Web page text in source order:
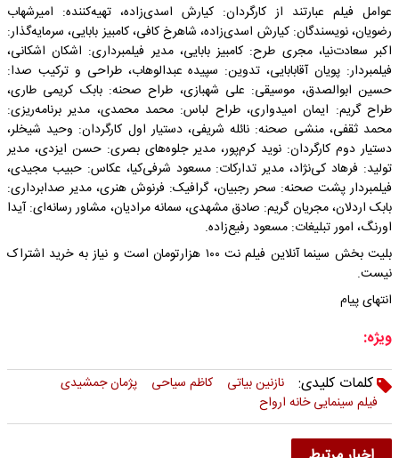
عوامل فیلم عبارتند از کارگردان: کیارش اسدی‌زاده، تهیه‌کننده: امیرشهاب
رضویان، نویسندگان: کیارش اسدی‌زاده، شاهرخ کافی، کامبیز بابایی، سرمایه‌گذار:
اکبر سعادت‌نیا، مجری طرح: کامبیز بابایی، مدیر فیلمبرداری: اشکان اشکانی،
فیلمبردار: پویان آقابابایی، تدوین: سپیده عبدالوهاب، طراحی و ترکیب صدا:
حسین ابوالصدق، موسیقی: علی شهبازی، طراح صحنه: بابک کریمی طاری،
طراح گریم: ایمان امیدواری، طراح لباس: محمد محمدی، مدیر برنامه‌ریزی:
محمد ثقفی، منشی صحنه: نائله شریفی، دستیار اول کارگردان: وحید شیخلر،
دستیار دوم کارگردان: نوید کرم‌پور، مدیر جلوه‌های بصری: حسن ایزدی، مدیر
تولید: فرهاد کی‌نژاد، مدیر تدارکات: مسعود شرفی‌کیا، عکاس: حبیب مجیدی،
فیلمبردار پشت صحنه: سحر رجبیان، گرافیک: فرنوش هنری، مدیر صدابرداری:
بابک اردلان، مجریان گریم: صادق مشهدی، سمانه مرادیان، مشاور رسانه‌ای: آیدا
اورنگ، امور تبلیغات: مسعود رفیع‌زاده.
بلیت بخش سینما آنلاین فیلم نت ۱۰۰ هزارتومان است و نیاز به خرید اشتراک
نیست.
انتهای پیام
ویژه:
کلمات کلیدی:
نازنین بیاتی کاظم سیاحی
پژمان جمشیدی
فیلم سینمایی خانه ارواح